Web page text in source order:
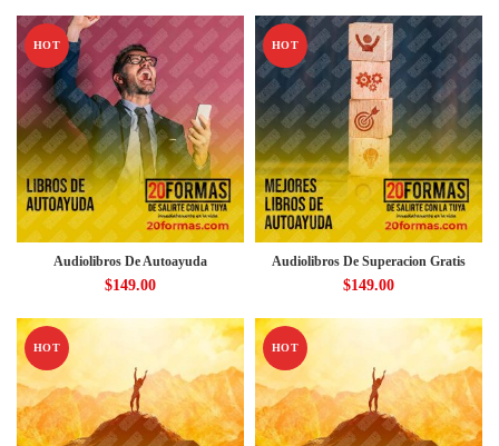
HOT
Audiolibros De Autoayuda
$149.00
HOT
Audiolibros De Superacion Gratis
$149.00
HOT HOT